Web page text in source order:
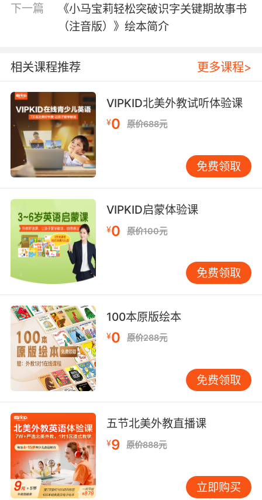
内容简介
月亮，你会说话吗？如果你会说的话，那就太好
了！我就能跟你聊天了，我要告诉你好多白天发
生的趣事。
夜幕降临，但小男孩却从睡眠中转醒了。怎么办
呢？爸爸妈妈都睡着了，四周黑漆漆的，好可
怕！没关系，还有好朋友月亮相伴，一起开始冒
险之旅吧！第一站是蹦床，第二站是旋转滑梯，
还有好吃的巧克力冰淇淋哟！海盗游戏和月亮的
朋友们也在等着你呢！有了他们的陪伴，夜晚再
也不孤单了。
本书作者非常了解孩子的心理——每个孩子都害
怕一个人的夜晚，都遇到过独自醒来的时候，进
而联想到让他们“和月亮聊聊天”这个巧妙的点
子。想象力可谓极其丰富，也符合孩子对一切都
很好奇的心理。无论是故事还是图画，每个细节
中彰显着奇妙。相信可爱的孩子们会爱上这本“自
说自话”的书，它会陪伴他们度过一个又一个美妙
的夜晚。
下一篇
《小马宝莉轻松突破识字关键期故事书
（注音版）》绘本简介
相关课程推荐 更多课程>
VIPKID北美外教试听体验课
¥0 原价688元
免费领取
VIPKID启蒙体验课
¥0 原价100元
免费领取
100本原版绘本
¥0 原价288元
免费领取
五节北美外教直播课
¥9 原价888元
立即购买